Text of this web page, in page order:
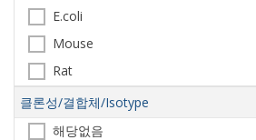
Candida
Clostridium
Cronobacter
Escherichia
E.coli
Mouse
Rat
Rabbit
Goat
클론성/결합체/Isotype
해당없음